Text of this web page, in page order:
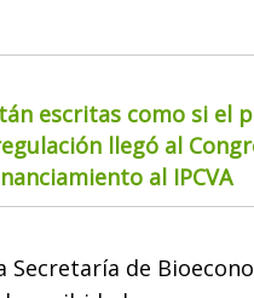
escritas como si el
llegó al
al IPCVA
Secretaría de